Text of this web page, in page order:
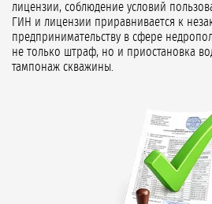
лицензии, соблюдение условий
ГИН и лицензии приравнивается к
предпринимательству в сфере
не только штраф, но и приостановка
тампонаж скважины.